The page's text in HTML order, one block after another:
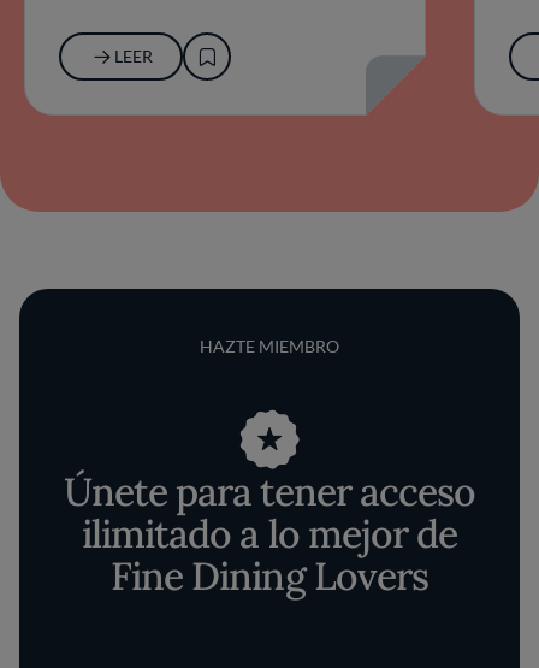
LEER
HAZTE MIEMBRO
Únete para tener acceso
ilimitado a lo mejor de
Fine Dining Lovers